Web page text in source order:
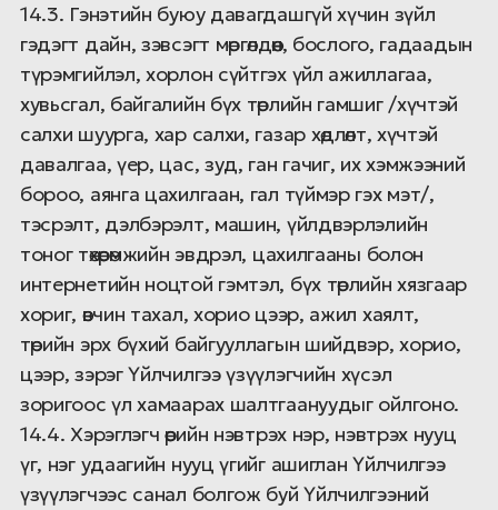
14.3. Гэнэтийн буюу давагдашгүй хүчин зүйл
гэдэгт дайн, зэвсэгт мөргөлдөөн, бослого, гадаадын
түрэмгийлэл, хорлон сүйтгэх үйл ажиллагаа,
хувьсгал, байгалийн бүх төрлийн гамшиг /хүчтэй
салхи шуурга, хар салхи, газар хөдлөлт, хүчтэй
давалгаа, үер, цас, зуд, ган гачиг, их хэмжээний
бороо, аянга цахилгаан, гал түймэр гэх мэт/,
тэсрэлт, дэлбэрэлт, машин, үйлдвэрлэлийн
тоног төхөөрөмжийн эвдрэл, цахилгааны болон
интернетийн ноцтой гэмтэл, бүх төрлийн хязгаар
хориг, өвчин тахал, хорио цээр, ажил хаялт,
төрийн эрх бүхий байгууллагын шийдвэр, хорио,
цээр, зэрэг Үйлчилгээ үзүүлэгчийн хүсэл
зоригоос үл хамаарах шалтгаануудыг ойлгоно.
14.4. Хэрэглэгч өөрийн нэвтрэх нэр, нэвтрэх нууц
үг, нэг удаагийн нууц үгийг ашиглан Үйлчилгээ
үзүүлэгчээс санал болгож буй Үйлчилгээний